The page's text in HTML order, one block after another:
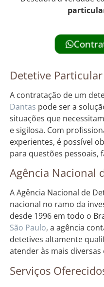
Detetive
A contratação de um
Dantas pode ser a
situações que
e sigilosa. Com
experientes, é possível
para questões pessoais,
Agência Nacional
A Agência Nacional de
nacional no ramo da
desde 1996 em todo o
São Paulo, a agência
detetives altamente
atender às mais diversas
Serviços